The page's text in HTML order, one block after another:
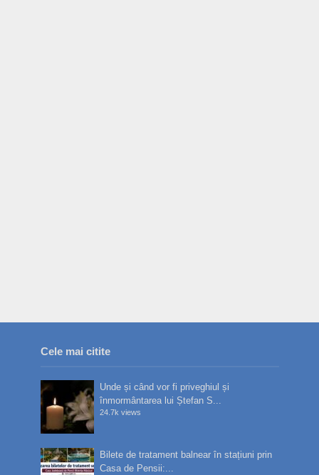
Cele mai citite
Unde și când vor fi priveghiul și
înmormântarea lui Ștefan S...
24.7k views
Bilete de tratament balnear în stațiuni prin
Casa de Pensii:...